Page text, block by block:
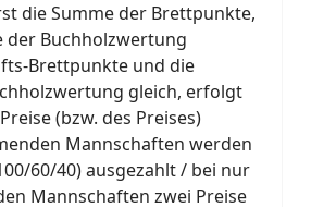
die Summe der Brettpunkte,
der Buchholzwertung
Brettpunkte und die
gleich, erfolgt
(bzw. des Preises)
Mannschaften werden
60/40) ausgezahlt / bei nur
Mannschaften zwei Preise